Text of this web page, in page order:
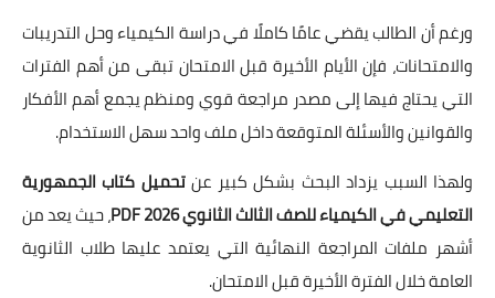
ورغم أن الطالب يقضي عامًا كاملًا في دراسة الكيمياء وحل التدريبات
والامتحانات، فإن الأيام الأخيرة قبل الامتحان تبقى من أهم الفترات
التي يحتاج فيها إلى مصدر مراجعة قوي ومنظم يجمع أهم الأفكار
والقوانين والأسئلة المتوقعة داخل ملف واحد سهل الاستخدام.
ولهذا السبب يزداد البحث بشكل كبير عنتحميل كتاب الجمهورية
التعليمي في الكيمياء للصف الثالث الثانوي 2026 PDF
، حيث يعد من
أشهر ملفات المراجعة النهائية التي يعتمد عليها طلاب الثانوية
العامة خلال الفترة الأخيرة قبل الامتحان.